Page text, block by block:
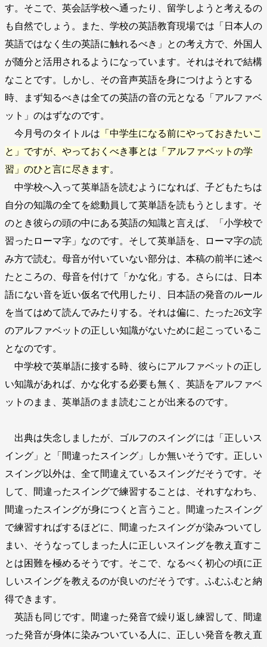
す。そこで、英会話学校へ通ったり、留学しようと考えるの
も自然でしょう。また、学校の英語教育現場では「日本人の
英語ではなく生の英語に触れるべき」との考え方で、外国人
が随分と活用されるようになっています。それはそれで結構
なことです。しかし、その音声英語を身につけようとする
時、まず知るべきは全ての英語の音の元となる「アルファベ
ット」のはずなのです。
今月号のタイトルは 「中学生になる前にやっておきたいこ
と」ですが、やっておくべき事とは「アルファベットの学
習」のひと言に尽きます。
中学校へ入って英単語を読むようになれば、子どもたちは
自分の知識の全てを総動員して英単語を読もうとします。そ
のとき彼らの頭の中にある英語の知識と言えば、「小学校で
習ったローマ字」なのです。そして英単語を、ローマ字の読
み方で読む。母音が付いていない部分は、本稿の前半に述べ
たところの、母音を付けて「かな化」する。さらには、日本
語にない音を近い仮名で代用したり、日本語の発音のルール
を当てはめて読んでみたりする。それは偏に、たった26文字
のアルファベットの正しい知識がないために起こっているこ
となのです。
中学校で英単語に接する時、彼らにアルファベットの正し
い知識があれば、かな化する必要も無く、英語をアルファベ
ットのまま、英単語のまま読むことが出来るのです。
出典は失念しましたが、ゴルフのスイングには「正しいス
イング」と「間違ったスイング」しか無いそうです。正しい
スイング以外は、全て間違えているスイングだそうです。そ
して、間違ったスイングで練習することは、それすなわち、
間違ったスイングが身につくと言うこと。間違ったスイング
で練習すればするほどに、間違ったスイングが染みついてし
まい、そうなってしまった人に正しいスイングを教え直すこ
とは困難を極めるそうです。そこで、なるべく初心の頃に正
しいスイングを教えるのが良いのだそうです。ふむふむと納
得できます。
英語も同じです。間違った発音で繰り返し練習して、間違
った発音が身体に染みついている人に、正しい発音を教え直